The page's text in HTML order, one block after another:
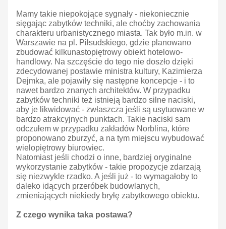
Mamy takie niepokojące sygnały - niekoniecznie
sięgając zabytków techniki, ale choćby zachowania
charakteru urbanistycznego miasta. Tak było m.in. w
Warszawie na pl. Piłsudskiego, gdzie planowano
zbudować kilkunastopiętrowy obiekt hotelowo-
handlowy. Na szczęście do tego nie doszło dzięki
zdecydowanej postawie ministra kultury, Kazimierza
Dejmka, ale pojawiły się następne koncepcje - i to
nawet bardzo znanych architektów. W przypadku
zabytków techniki też istnieją bardzo silne naciski,
aby je likwidować - zwłaszcza jeśli są usytuowane w
bardzo atrakcyjnych punktach. Takie naciski sam
odczułem w przypadku zakładów Norblina, które
proponowano zburzyć, a na tym miejscu wybudować
wielopiętrowy biurowiec.
Natomiast jeśli chodzi o inne, bardziej oryginalne
wykorzystanie zabytków - takie propozycje zdarzają
się niezwykle rzadko. A jeśli już - to wymagałoby to
daleko idących przeróbek budowlanych,
zmieniających niekiedy bryłę zabytkowego obiektu.
Z czego wynika taka postawa?